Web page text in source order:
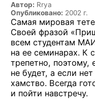
Автор: Rrya
Опубликовано: 2002 г.
Самая мировая
Своей фразой
всем студентам
на ее семинарах. К
трепетно,
не будет, а если
хамство. Всегда
и пойти навстречу.